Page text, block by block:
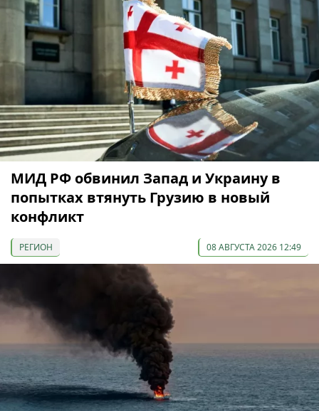
МИД РФ обвинил Запад и Украину в
попытках втянуть Грузию в новый
конфликт
РЕГИОН 08 АВГУСТА 2026 12:49